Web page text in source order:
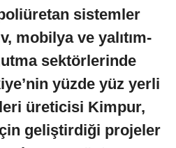
sistemler
mobilya ve yalıtım-
sektörlerinde
yüzde yüz yerli
üreticisi Kimpur,
geliştirdiği projeler